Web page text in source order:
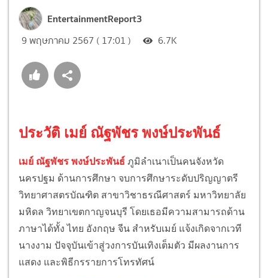
EntertainmentReport3
9 พฤษภาคม 2567 ( 17:01 ) 6.7K
ประวัติ เมย์ ณัฐพัชร พงษ์ประพันธ์
เมย์ ณัฐพัชร พงษ์ประพันธ์ ภูมิลำเนาเป็นคนจังหวัด
นครปฐม ด้านการศึกษา จบการศึกษาระดับปริญญาตรี
วิทยาศาสตรบัณฑิต สาขาวิชาธรณีศาสตร์ มหาวิทยาลัย
มหิดล วิทยาเขตกาญจนบุรี โดยเธอมีความสามารถด้าน
ภาษาได้ทั้ง ไทย อังกฤษ จีน สำหรับเมย์ แจ้งเกิดจากเวที
นางงาม ปัจจุบันเข้าสู่วงการบันเทิงเต็มตัว มีผลงานการ
แสดง และพิธีกรรายการโทรทัศน์